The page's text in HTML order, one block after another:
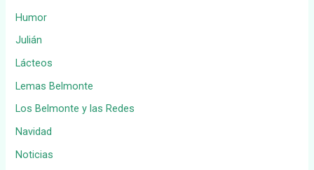
Humor
Julián
Lácteos
Lemas Belmonte
Los Belmonte y las Redes
Navidad
Noticias